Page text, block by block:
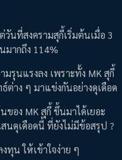
วันที่สงครามสุกี้เริ่มต้นเมื่อ 3
มากถึง 114%
มรุนแรงลง เพราะทั้ง MK สุกี้
ต่าง ๆ มาแข่งกันอย่างดุเดือด
ของ MK สุกี้ ขึ้นมาได้เยอะ
นดุเดือดนี้ ที่ยังไม่มีข้อสรุป ?
งทุน ให้เข้าใจง่าย ๆ